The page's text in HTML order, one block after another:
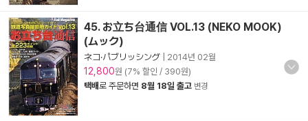
45. お立ち台通信 VOL.13 (NEKO MOOK)
(ムック)
ネコ·パブリッシング 2014년 02월
12,800원 (7% 할인 / 390원)
택배로 주문하면 8월 18일 출고 변경